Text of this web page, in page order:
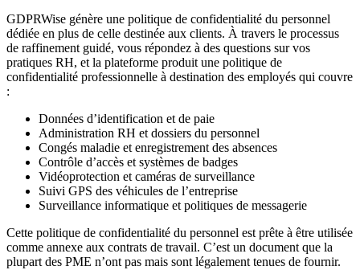
GDPRWise génère une politique de confidentialité du personnel
dédiée en plus de celle destinée aux clients. À travers le processus
de raffinement guidé, vous répondez à des questions sur vos
pratiques RH, et la plateforme produit une politique de
confidentialité professionnelle à destination des employés qui couvre
:
Données d’identification et de paie
Administration RH et dossiers du personnel
Congés maladie et enregistrement des absences
Contrôle d’accès et systèmes de badges
Vidéoprotection et caméras de surveillance
Suivi GPS des véhicules de l’entreprise
Surveillance informatique et politiques de messagerie
Cette politique de confidentialité du personnel est prête à être utilisée
comme annexe aux contrats de travail. C’est un document que la
plupart des PME n’ont pas mais sont légalement tenues de fournir.